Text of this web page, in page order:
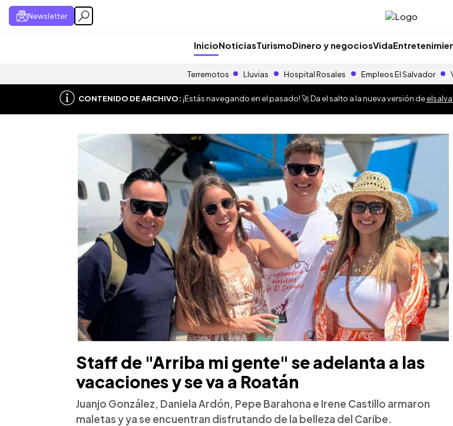
Newsletter
InicioNoticiasTurismoDinero y negociosVida
Terremotos Lluvias Hospital Rosales Empleos El Salvador
CONTENIDO DE ARCHIVO:¡Estás navegando en el pasado! 🚀 Da el salto a la nueva versión de
Staff de "Arriba mi gente" se adelanta a las
vacaciones y se va a Roatán
Juanjo González, Daniela Ardón, Pepe Barahona e Irene Castillo armaron
maletas y ya se encuentran disfrutando de la belleza del Caribe.